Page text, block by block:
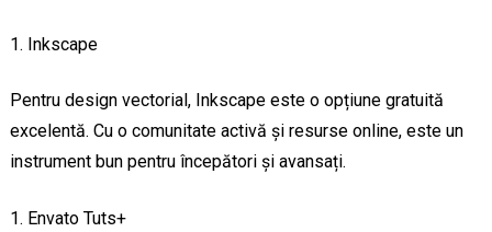
Inkscape
Pentru design vectorial, Inkscape este o opțiune gratuită
excelentă. Cu o comunitate activă și resurse online, este un
instrument bun pentru începători și avansați.
Envato Tuts+